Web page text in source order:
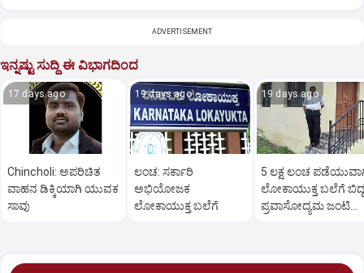
ADVERTISEMENT
ಇನ್ನಷ್ಟು ಸುದ್ದಿ ಈ ವಿಭಾಗದಿಂದ
17 days ago
Chincholi: ಅಪರಿಚಿತ
ವಾಹನ ಡಿಕ್ಕಿಯಾಗಿ ಯುವಕ
ಸಾವು
19 days ago
ಲಂಚ: ಸರ್ಕಾರಿ
ಅಭಿಯೋಜಕ
ಲೋಕಾಯುಕ್ತ ಬಲೆಗೆ
19 days ago
5 ಲಕ್ಷ ಲಂಚ
ಲೋಕಾಯುಕ್ತ ಬಲೆಗೆ ಬಿದ್ದ
ಪ್ರವಾಸೋದ್ಯಮ ಜಂಟಿ